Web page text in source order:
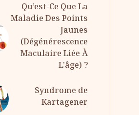
Qu’est-Ce Que La
Maladie Des Points
Jaunes
(Dégénérescence
Maculaire Liée À
L’âge) ?
Syndrome de
Kartagener